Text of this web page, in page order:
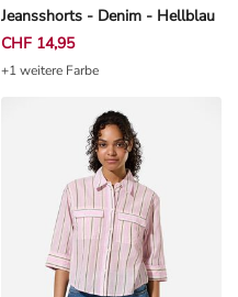
Jeansshorts - Denim - Hellblau
CHF 14,95
+1 weitere Farbe